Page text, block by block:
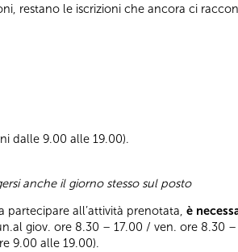
restano le iscrizioni che ancora ci
dalle 9.00 alle 19.00).
anche il giorno stesso sul posto
partecipare all’attività prenotata, è
giov. ore 8.30 – 17.00 / ven. ore 8.30
9.00 alle 19.00).